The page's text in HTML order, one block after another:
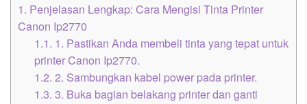
1. Penjelasan Lengkap: Cara Mengisi Tinta Printer
Canon Ip2770
1.1. 1. Pastikan Anda membeli tinta yang tepat untuk
printer Canon Ip2770.
1.2. 2. Sambungkan kabel power pada printer.
1.3. 3. Buka bagian belakang printer dan ganti